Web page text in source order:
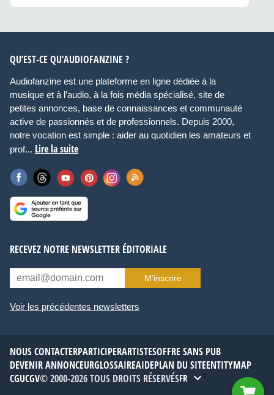
QU’EST-CE QU’AUDIOFANZINE ?
Audiofanzine est une plateforme en ligne dédiée à la
musique et à l’audio, à la fois média spécialisé, site de
petites annonces, base de connaissances et communauté
active de passionnés et de professionnels. Depuis 2000,
notre vocation est simple : aider au quotidien les amateurs et
prof... Lire la suite
RECEVEZ NOTRE NEWSLETTER ÉDITORIALE
M’inscrire
Voir les précédentes newsletters
NOUS CONTACTERPARTICIPERARTISTESOFFRE SANS PUB
DEVENIR ANNONCEURGLOSSAIREAIDEPLAN DU SITEENTITYMAP
CGUCGV© 2000-2026 TOUS DROITS RÉSERVÉSFR